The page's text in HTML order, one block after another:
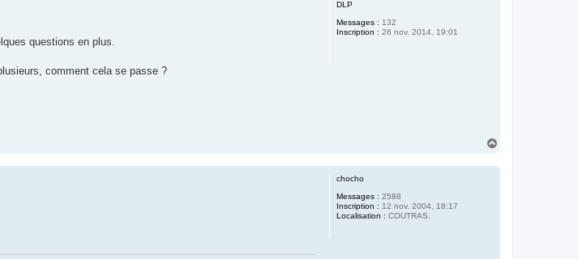
DLP
Messages : 132
Inscription : 26 nov. 2014, 19:01
questions en plus.
comment cela se passe ?
chocho
Messages : 2588
Inscription : 12 nov. 2004, 18:17
Localisation : COUTRAS.